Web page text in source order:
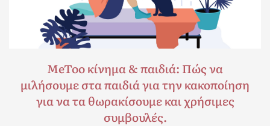
ΜeToo κίνημα & παιδιά: Πώς να
μιλήσουμε στα παιδιά για την κακοποίηση
για να τα θωρακίσουμε και χρήσιμες
συμβουλές.